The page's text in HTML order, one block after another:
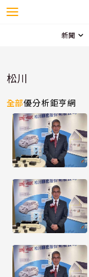
新聞
松川
全部優分析鉅亨網